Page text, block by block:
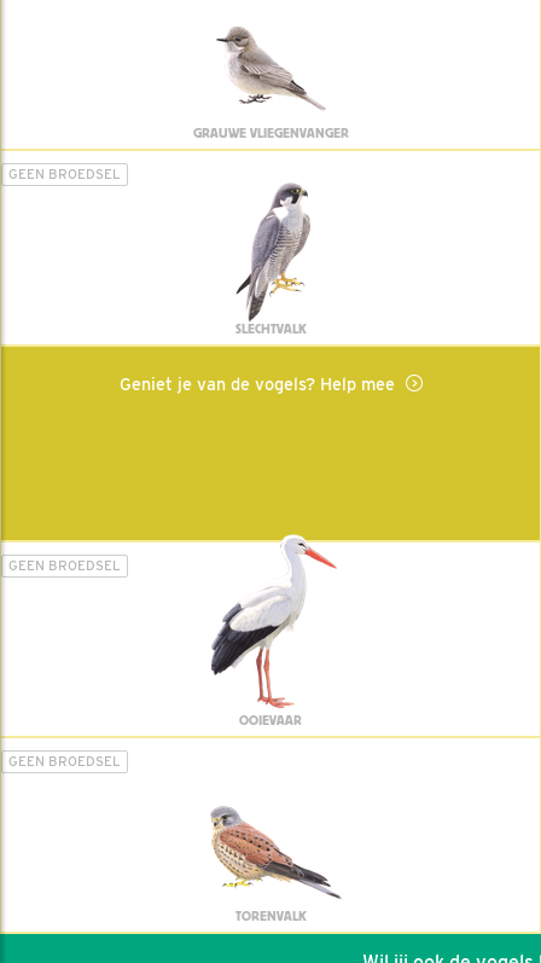
GRAUWE VLIEGENVANGER
GEEN BROEDSEL
SLECHTVALK
Geniet je van de vogels? Help mee
GEEN BROEDSEL
OOIEVAAR
GEEN BROEDSEL
TORENVALK